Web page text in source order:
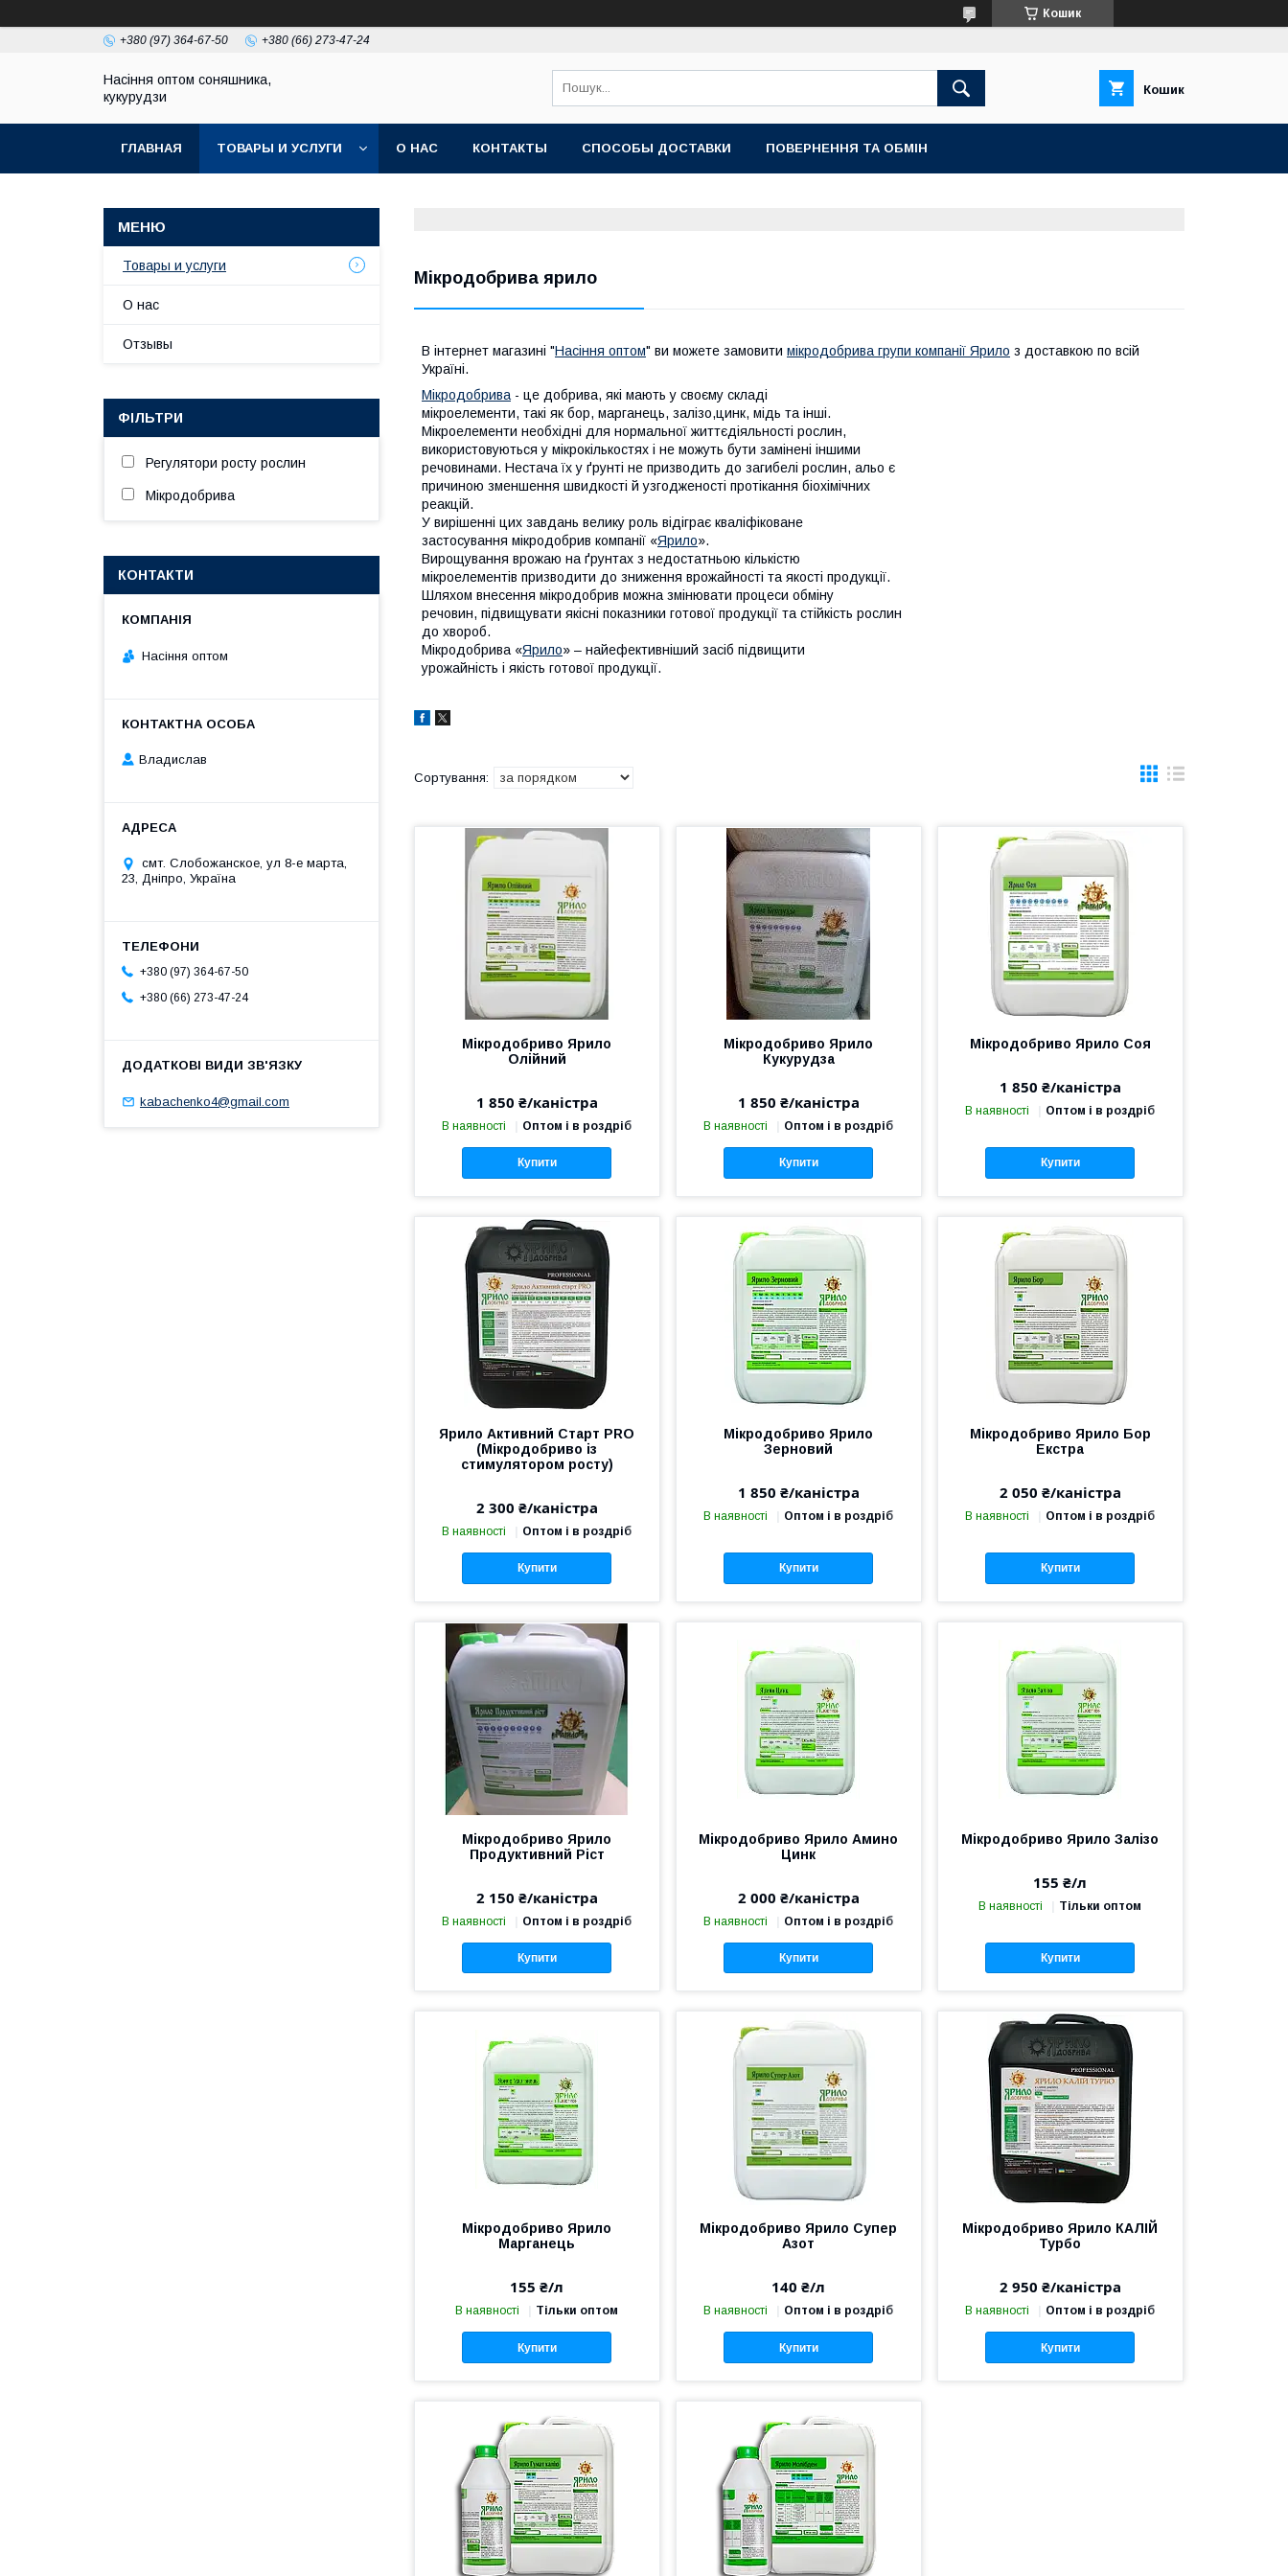
Кошик
+380 (97) 364-67-50 +380 (66) 273-47-24
Насіння оптом соняшника,
кукурудзи
Кошик
ГЛАВНАЯ ТОВАРЫ И УСЛУГИ О НАС КОНТАКТЫ СПОСОБЫ ДОСТАВКИ ПОВЕРНЕННЯ ТА ОБМІН
Мікродобрива ярило
В інтернет магазині "Насіння оптом" ви можете замовити мікродобрива групи компанії Ярило з доставкою по всій
Україні.
Мікродобрива - це добрива, які мають у своєму складі
мікроелементи, такі як бор, марганець, залізо,цинк, мідь та інші.
Мікроелементи необхідні для нормальної життєдіяльності рослин,
використовуються у мікрокількостях і не можуть бути замінені іншими
речовинами. Нестача їх у ґрунті не призводить до загибелі рослин, альо є
причиною зменшення швидкості й узгодженості протікання біохімічних
реакцій.
У вирішенні цих завдань велику роль відіграє кваліфіковане
застосування мікродобрив компанії «Ярило».
Вирощування врожаю на ґрунтах з недостатньою кількістю
мікроелементів призводити до зниження врожайності та якості продукції.
Шляхом внесення мікродобрив можна змінювати процеси обміну
речовин, підвищувати якісні показники готової продукції та стійкість рослин
до хвороб.
Мікродобрива «Ярило» – найефективніший засіб підвищити
урожайність і якість готової продукції.
Мікродобриво Ярило
Олійний
1 850 ₴/каністра
В наявності Оптом і в роздріб
Купити
Мікродобриво Ярило
Кукурудза
1 850 ₴/каністра
В наявності Оптом і в роздріб
Купити
Мікродобриво Ярило Соя
1 850 ₴/каністра
В наявності Оптом і в роздріб
Купити
Ярило Активний Старт PRO
(Мікродобриво із
стимулятором росту)
2 300 ₴/каністра
В наявності Оптом і в роздріб
Купити
Мікродобриво Ярило
Зерновий
1 850 ₴/каністра
В наявності Оптом і в роздріб
Купити
Мікродобриво Ярило Бор
Екстра
2 050 ₴/каністра
В наявності Оптом і в роздріб
Купити
Мікродобриво Ярило
Продуктивний Ріст
2 150 ₴/каністра
В наявності Оптом і в роздріб
Купити
Мікродобриво Ярило Амино
Цинк
2 000 ₴/каністра
В наявності Оптом і в роздріб
Купити
Мікродобриво Ярило Залізо
155 ₴/л
В наявності Тільки оптом
Купити
Мікродобриво Ярило
Марганець
155 ₴/л
В наявності Тільки оптом
Купити
Мікродобриво Ярило Супер
Азот
140 ₴/л
В наявності Оптом і в роздріб
Купити
Мікродобриво Ярило КАЛІЙ
Турбо
2 950 ₴/каністра
В наявності Оптом і в роздріб
Купити
Товары и услуги
О нас
Отзывы
ФІЛЬТРИ
Регулятори росту рослин
Мікродобрива
КОНТАКТИ
Насіння оптом
Владислав
смт. Слобожанское, ул 8-е марта,
23, Дніпро, Україна
+380 (97) 364-67-50
+380 (66) 273-47-24
kabachenko4@gmail.com